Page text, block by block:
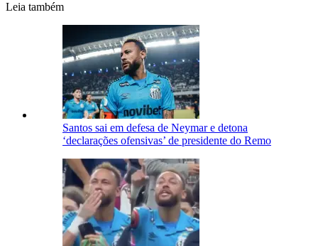
Leia também
Santos sai em defesa de Neymar e detona
‘declarações ofensivas’ de presidente do Remo